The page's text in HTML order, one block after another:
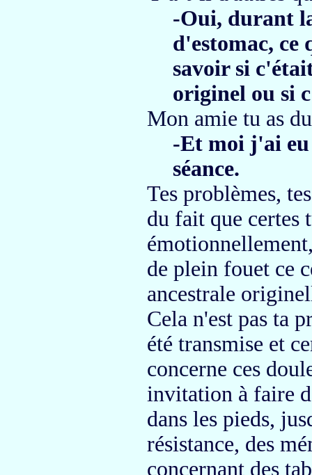
-Oui, durant
d'estomac,
savoir si
originel ou si
Mon amie tu as
-Et moi j'ai eu
séance.
Tes problèmes,
du fait que certes
de plein fouet ce
ancestrale
Cela n'est pas ta
été transmise et
concerne ces
invitation à faire
dans les pieds,
résistance, des
concernant des